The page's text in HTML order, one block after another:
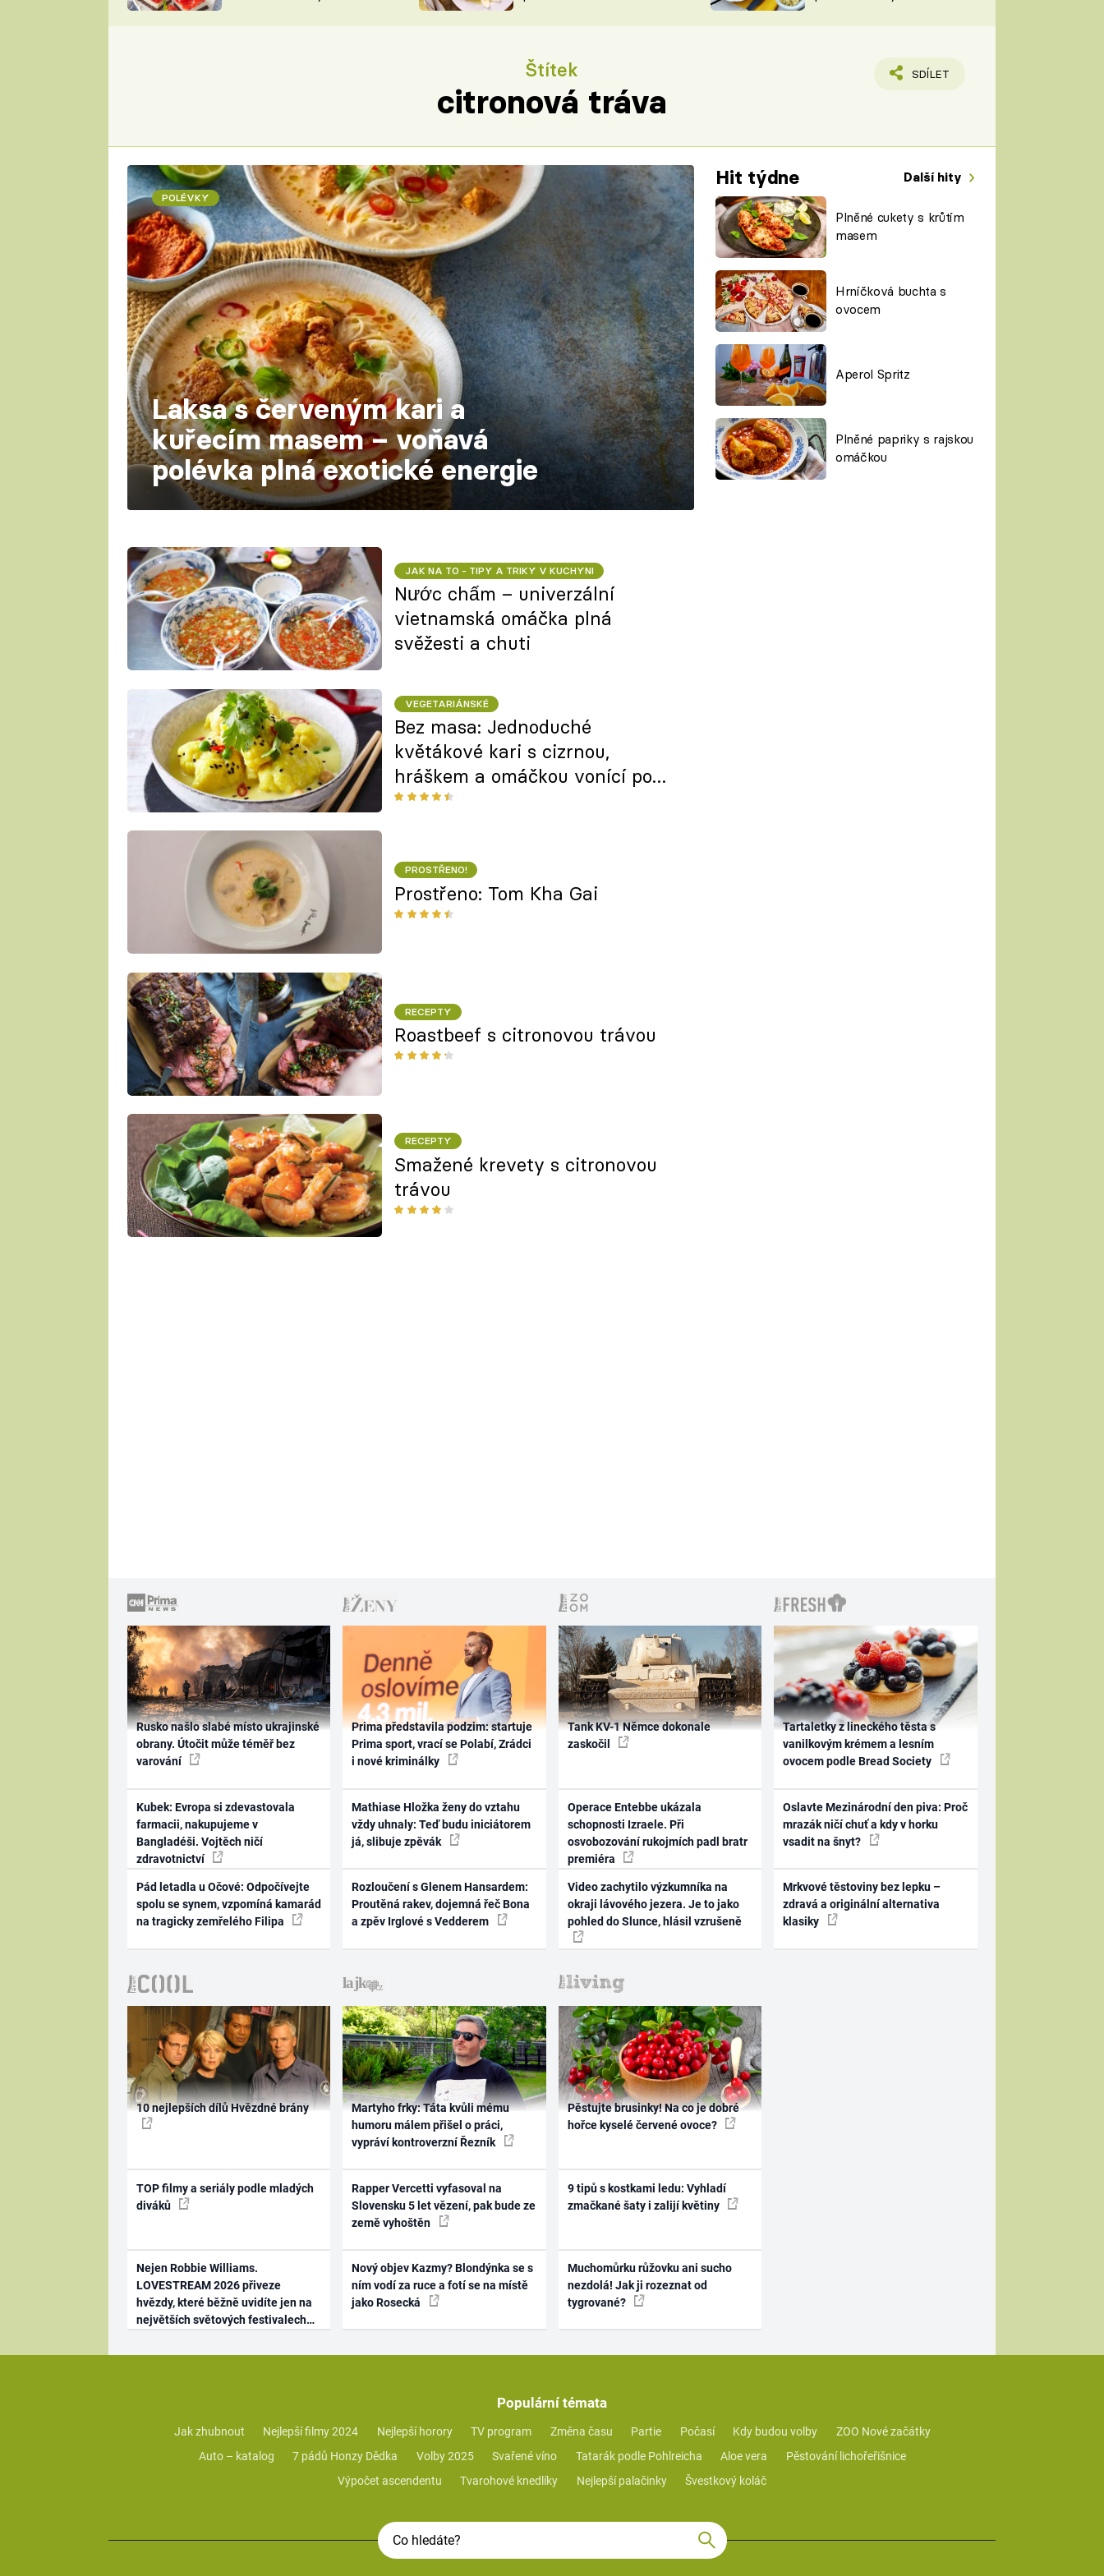
NA NÁKUPECH
ŠÉFREDAKTORKY
Štítek
citronová tráva
SDÍLET
Hit týdne Další hity
Plněné cukety s krůtím
masem
Hrníčková buchta s
ovocem
Aperol Spritz
Plněné papriky s rajskou
omáčkou
POLÉVKY
Laksa s červeným kari a
kuřecím masem – voňavá
polévka plná exotické energie
JAK NA TO - TIPY A TRIKY V KUCHYNI
Nước chấm – univerzální
vietnamská omáčka plná
svěžesti a chuti
VEGETARIÁNSKÉ
Bez masa: Jednoduché
květákové kari s cizrnou,
hráškem a omáčkou vonící po
citronové trávě
PROSTŘENO!
Prostřeno: Tom Kha Gai
RECEPTY
Roastbeef s citronovou trávou
RECEPTY
Smažené krevety s citronovou
trávou
Rusko našlo slabé místo ukrajinské
obrany. Útočit může téměř bez
varování
Kubek: Evropa si zdevastovala
farmacii, nakupujeme v
Bangladéši. Vojtěch ničí
zdravotnictví
Pád letadla u Očové: Odpočívejte
spolu se synem, vzpomíná kamarád
na tragicky zemřelého Filipa
Prima představila podzim: startuje
Prima sport, vrací se Polabí, Zrádci
i nové kriminálky
Mathiase Hložka ženy do vztahu
vždy uhnaly: Teď budu iniciátorem
já, slibuje zpěvák
Rozloučení s Glenem Hansardem:
Proutěná rakev, dojemná řeč Bona
a zpěv Irglové s Vedderem
Tank KV-1 Němce dokonale
zaskočil
Operace Entebbe ukázala
schopnosti Izraele. Při
osvobozování rukojmích padl bratr
premiéra
Video zachytilo výzkumníka na
okraji lávového jezera. Je to jako
pohled do Slunce, hlásil vzrušeně
Tartaletky z lineckého těsta s
vanilkovým krémem a lesním
ovocem podle Bread Society
Oslavte Mezinárodní den piva: Proč
mrazák ničí chuť a kdy v horku
vsadit na šnyt?
Mrkvové těstoviny bez lepku –
zdravá a originální alternativa
klasiky
10 nejlepších dílů Hvězdné brány
TOP filmy a seriály podle mladých
diváků
Nejen Robbie Williams.
LOVESTREAM 2026 přiveze
hvězdy, které běžně uvidíte jen na
největších světových festivalech
Martyho frky: Táta kvůli mému
humoru málem přišel o práci,
vypráví kontroverzní Řezník
Rapper Vercetti vyfasoval na
Slovensku 5 let vězení, pak bude ze
země vyhoštěn
Nový objev Kazmy? Blondýnka se s
ním vodí za ruce a fotí se na místě
jako Rosecká
Pěstujte brusinky! Na co je dobré
hořce kyselé červené ovoce?
9 tipů s kostkami ledu: Vyhladí
zmačkané šaty i zalijí květiny
Muchomůrku růžovku ani sucho
nezdolá! Jak ji rozeznat od
tygrované?
Populární témata
Jak zhubnout Nejlepší filmy 2024 Nejlepší horory TV program Změna času Partie Počasí Kdy budou volby
ZOO Nové začátky
Auto – katalog
7 pádů Honzy Dědka Volby 2025 Svařené víno Tatarák podle Pohlreicha Aloe vera
Pěstování lichořeřišnice
Výpočet ascendentu
Tvarohové knedlíky Nejlepší palačinky Švestkový koláč